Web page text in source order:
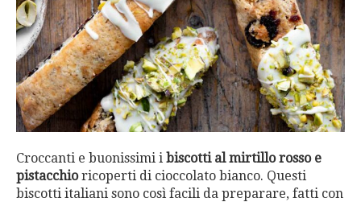
Croccanti e buonissimi i biscotti al mirtillo rosso e
pistacchioricoperti di cioccolato bianco. Questi
biscotti italiani sono così facili da preparare, fatti con